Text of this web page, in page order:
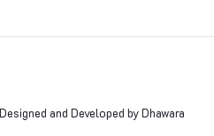
and Developed by Dhawara